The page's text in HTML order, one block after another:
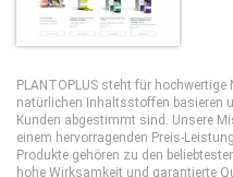
PLANTOPLUS steht für
natürlichen Inhaltsstoffen basieren
Kunden abgestimmt sind. Unsere
einem hervorragenden Preis-
Produkte gehören zu den
hohe Wirksamkeit und garantierte